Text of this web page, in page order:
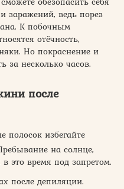
заражений, ведь порез
К побочным
отёчность,
Но покраснение и
за несколько часов.
после
полосок избегайте
на солнце,
это время под запретом.
после депиляции.